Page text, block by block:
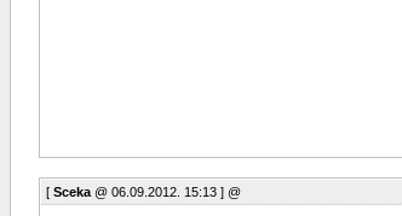
[ Sceka @ 06.09.2012. 15:13 ] @